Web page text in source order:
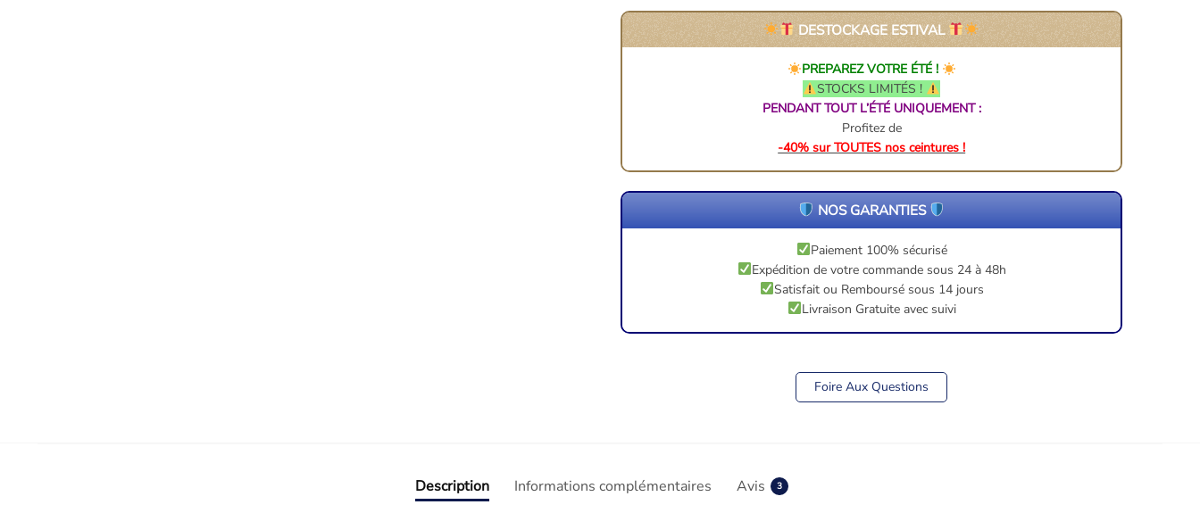
DESTOCKAGE ESTIVAL
PREPAREZ VOTRE ÉTÉ !
STOCKS LIMITÉS !
PENDANT TOUT L’ÉTÉ UNIQUEMENT :
Profitez de
-40% sur TOUTES nos ceintures !
NOS GARANTIES
Paiement 100% sécurisé
Expédition de votre commande sous 24 à 48h
Satisfait ou Remboursé sous 14 jours
Livraison Gratuite avec suivi
Foire Aux Questions
Description Informations complémentaires Avis 3